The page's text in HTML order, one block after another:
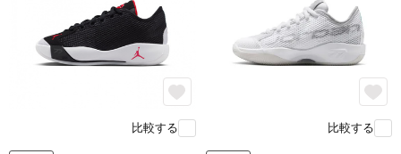
比較する 比較する